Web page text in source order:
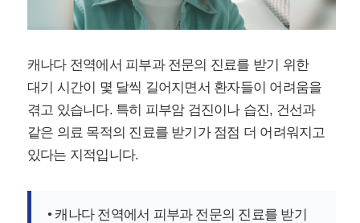
캐나다 전역에서 피부과 전문의 진료를 받기 위한
대기 시간이 몇 달씩 길어지면서 환자들이 어려움을
겪고 있습니다. 특히 피부암 검진이나 습진, 건선과
같은 의료 목적의 진료를 받기가 점점 더 어려워지고
있다는 지적입니다.
• 캐나다 전역에서 피부과 전문의 진료를 받기